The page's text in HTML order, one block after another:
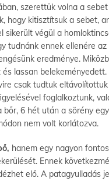
szerettük volna a
hogy kitisztítsuk a sebet,
sikerült végül a
tudnánk ennek ellenére
eredménye.
lassan
csak tudtuk
foglalkoztunk,
bőr, 6 hét után a sörény
nem volt korlátozva.
hanem egy nagyon
Ennek
elő. A patagyulladás